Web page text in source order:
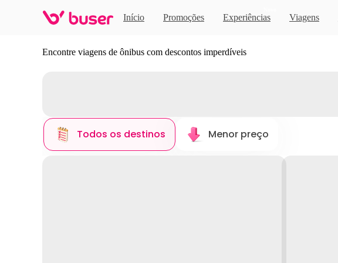
Início Promoções Experiências Viagens
Descubra novos destinos
Encontre viagens de ônibus com descontos imperdíveis
Todos os destinos Menor preço